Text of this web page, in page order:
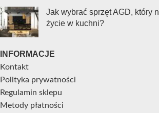
Jak wybrać sprzęt AGD, który
życie w kuchni?
INFORMACJE
Kontakt
Polityka prywatności
Regulamin sklepu
Metody płatności